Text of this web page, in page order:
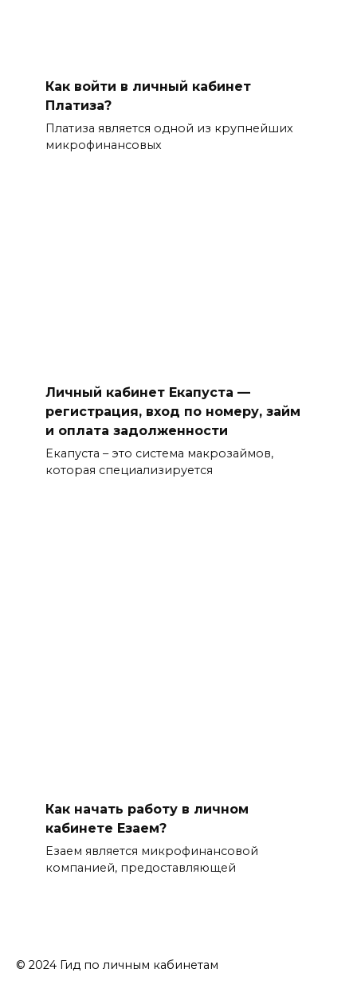
Как войти в личный кабинет
Платиза?
Платиза является одной из крупнейших
микрофинансовых
Личный кабинет Екапуста —
регистрация, вход по номеру, займ
и оплата задолженности
Екапуста – это система макрозаймов,
которая специализируется
Как начать работу в личном
кабинете Езаем?
Езаем является микрофинансовой
компанией, предоставляющей
© 2024 Гид по личным кабинетам